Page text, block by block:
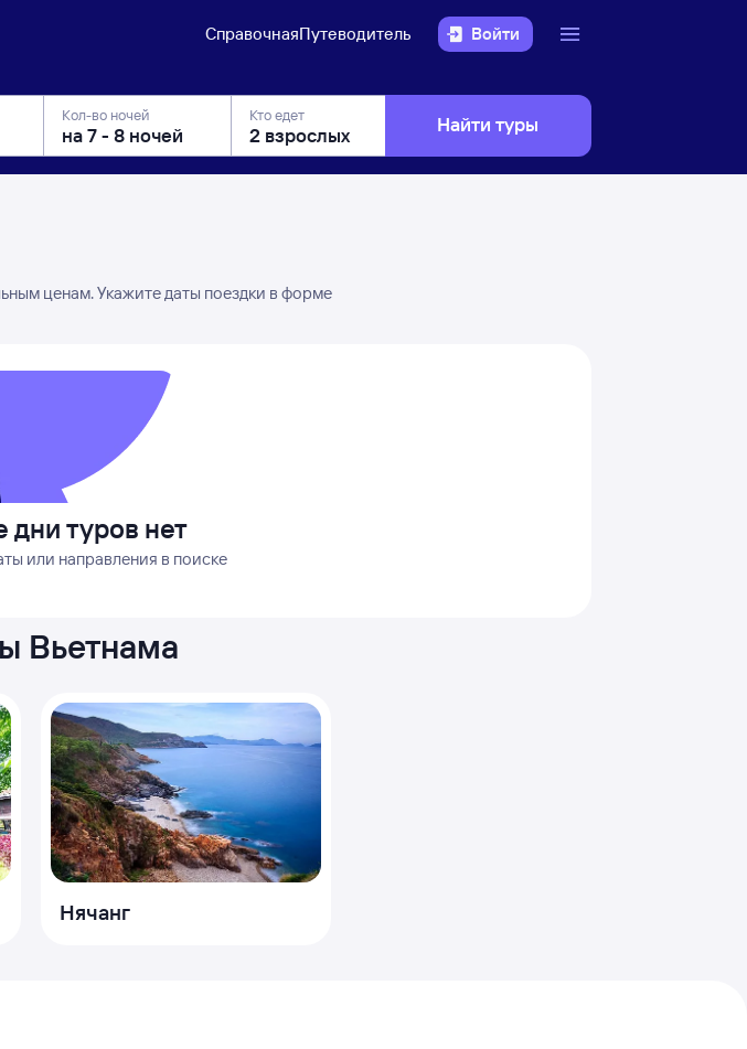
СправочнаяПутеводитель Войти
Кол-во ночей Кто едет Найти туры
ценам. Укажите даты поездки в форме
туров нет
или направления в поиске
Вьетнама
Нячанг